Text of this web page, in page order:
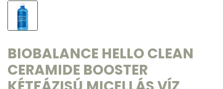
BIOBALANCE HELLO CLEAN
CERAMIDE BOOSTER